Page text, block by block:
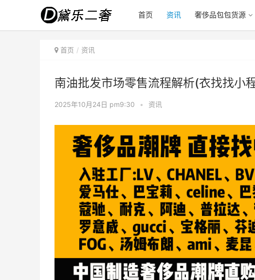
首页 资讯 奢侈品包包货源
首页 资讯
南油批发市场零售流程解析(衣找找小
2025年10月24日 pm9:30 • 资讯